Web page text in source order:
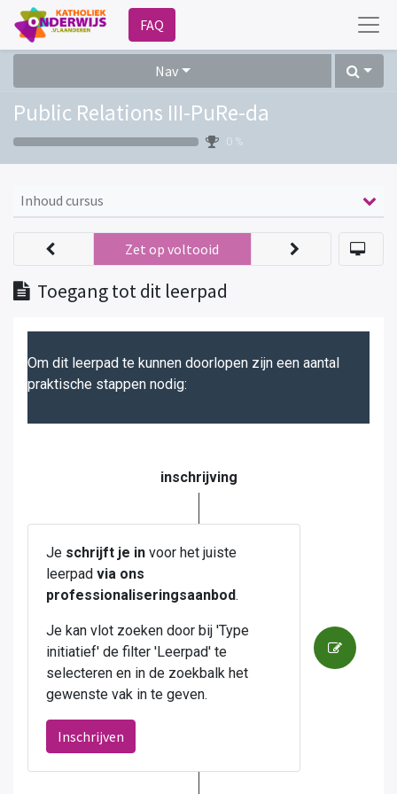
FAQ
Nav
Public Relations III-PuRe-da
0 %
Inhoud cursus
Toegang tot dit leerpad
Zet op voltooid
Om dit leerpad te kunnen doorlopen zijn een aantal
praktische stappen nodig:
inschrijving
Je schrijft je in voor het juiste
leerpad via ons
professionaliseringsaanbod.
Je kan vlot zoeken door bij 'Type
initiatief' de filter 'Leerpad' te
selecteren en in de zoekbalk het
gewenste vak in te geven.
Inschrijven